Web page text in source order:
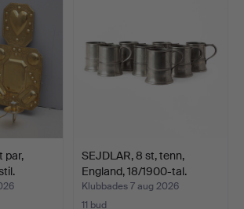
par,
SEJDLAR, 8 st, tenn,
England, 18/1900-tal.
Klubbades 7 aug 2026
11 bud